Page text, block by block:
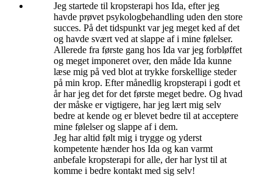
Jeg startede til kropsterapi hos Ida, efter jeg
havde prøvet psykologbehandling uden den store
succes. På det tidspunkt var jeg meget ked af det
og havde svært ved at slappe af i mine følelser.
Allerede fra første gang hos Ida var jeg forbløffet
og meget imponeret over, den måde Ida kunne
læse mig på ved blot at trykke forskellige steder
på min krop. Efter månedlig kropsterapi i godt et
år har jeg det for det første meget bedre. Og hvad
der måske er vigtigere, har jeg lært mig selv
bedre at kende og er blevet bedre til at acceptere
mine følelser og slappe af i dem.
Jeg har altid følt mig i trygge og yderst
kompetente hænder hos Ida og kan varmt
anbefale kropsterapi for alle, der har lyst til at
komme i bedre kontakt med sig selv!